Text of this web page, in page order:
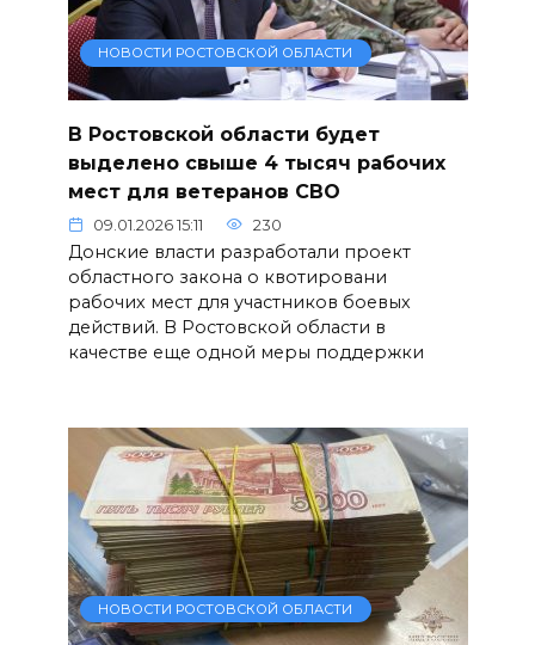
НОВОСТИ РОСТОВСКОЙ ОБЛАСТИ
В Ростовской области будет
выделено свыше 4 тысяч рабочих
мест для ветеранов СВО
09.01.2026 15:11 230
Донские власти разработали проект
областного закона о квотировани
рабочих мест для участников боевых
действий. В Ростовской области в
качестве еще одной меры поддержки
НОВОСТИ РОСТОВСКОЙ ОБЛАСТИ